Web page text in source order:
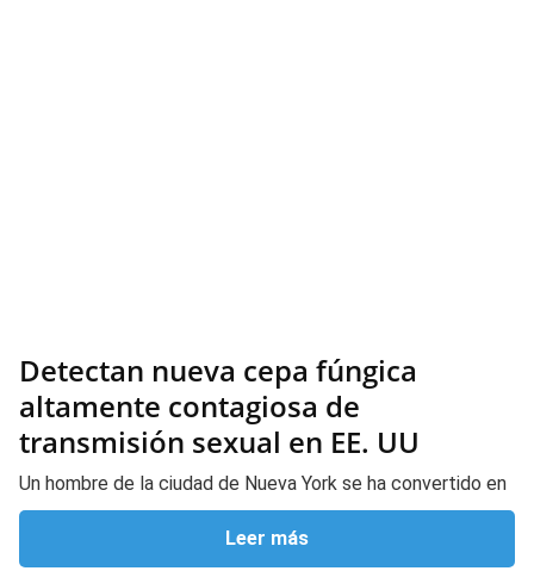
Detectan nueva cepa fúngica
altamente contagiosa de
transmisión sexual en EE. UU
Un hombre de la ciudad de Nueva York se ha convertido en
Leer más